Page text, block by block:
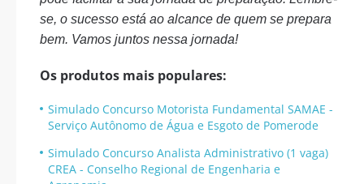
se, o sucesso está ao alcance de quem se prepara
bem. Vamos juntos nessa jornada!
Os produtos mais populares:
Simulado Concurso Motorista Fundamental SAMAE -
Serviço Autônomo de Água e Esgoto de Pomerode
Simulado Concurso Analista Administrativo (1 vaga)
CREA - Conselho Regional de Engenharia e